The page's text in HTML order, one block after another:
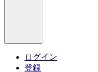
ログイン
登録